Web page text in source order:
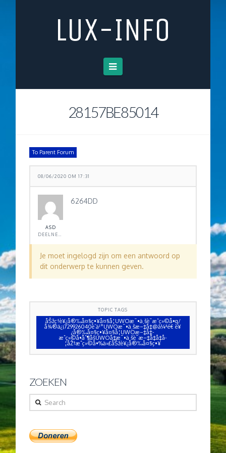
LUX-INFO
Navigation
28157BE85014
To Parent Forum
08/06/2020 OM 17:31
ASD
6264DD
Je moet ingelogd zijn om een antwoord op
dit onderwerp te kunnen geven.
TOPIC TAGS
åŠžç†è¥¿å®‰å¤§ç•¥å¤§å­¦UWOæ¯•ä¸šè¯æˆç»©å•q/
å¾®ä¿¡729926040è´­ä¹°UWOæ¯•ä¸šæ–‡å‡­@ä¼ªé€ è¥
¿å®‰å¤§ç•¥å¤§å­¦UWOæ–‡å‡­
æˆç»©å•åˆ¶åšUWOå‡æ¯•ä¸šè¯æ–‡å‡­å‡å­
¦åŽ†æˆç»©å•%ä»£åŠžè¥¿å®‰å¤§ç•¥
ZOEKEN
Search